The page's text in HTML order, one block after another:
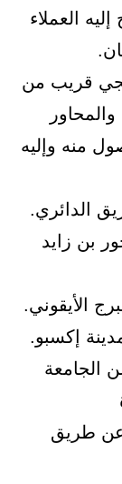
العملاء
قريب من
منه وإليه
الدائري.
بن زايد
متر عن الجامعة
متر عن طريق